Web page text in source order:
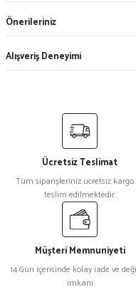
Önerileriniz
Alışveriş Deneyimi
Ücretsiz Teslimat
Tüm siparişleriniz ücretsiz kargo
teslim edilmektedir.
Müşteri Memnuniyeti
14 Gün içerisinde kolay iade ve
imkanı